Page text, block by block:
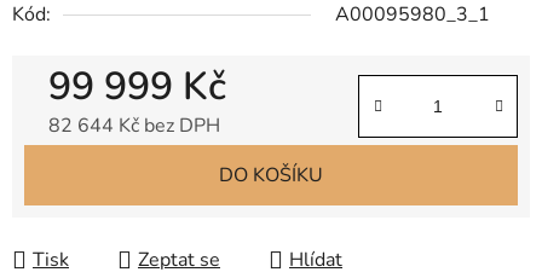
Kód:
A00095980_3_1
99 999 Kč
82 644 Kč bez DPH
DO KOŠÍKU
Tisk Zeptat se Hlídat